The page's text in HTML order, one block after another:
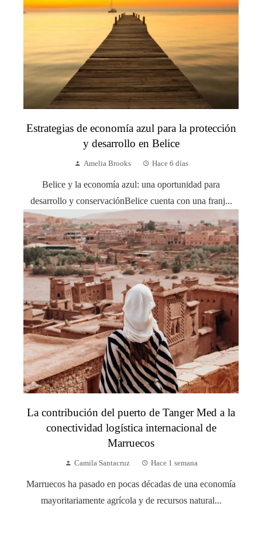
Estrategias de economía azul para la protección
y desarrollo en Belice
Amelia Brooks Hace 6 días
Belice y la economía azul: una oportunidad para
desarrollo y conservaciónBelice cuenta con una franj...
La contribución del puerto de Tanger Med a la
conectividad logística internacional de
Marruecos
Camila Santacruz Hace 1 semana
Marruecos ha pasado en pocas décadas de una economía
mayoritariamente agrícola y de recursos natural...